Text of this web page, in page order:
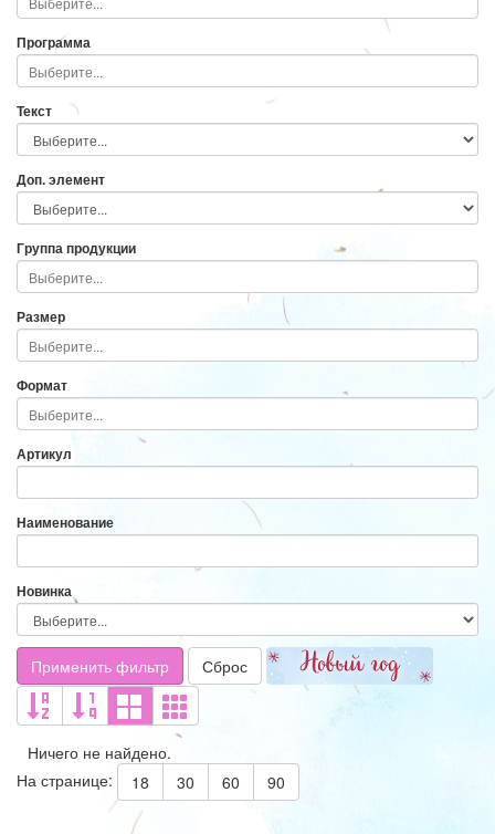
Программа
Текст
Доп. элемент
Группа продукции
Размер
Формат
Артикул
Наименование
Новинка
Применить фильтр Сброс
Ничего не найдено.
На странице:
18 30 60 90